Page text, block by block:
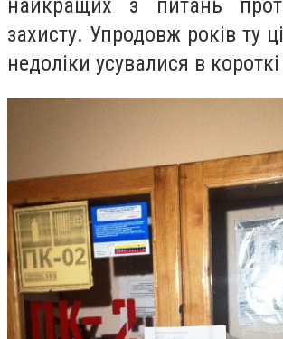
найкращих з питань
захисту. Упродовж років ту
недоліки усувалися в